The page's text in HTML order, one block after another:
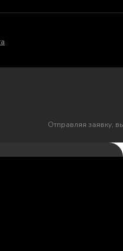
Отправляя заявку,